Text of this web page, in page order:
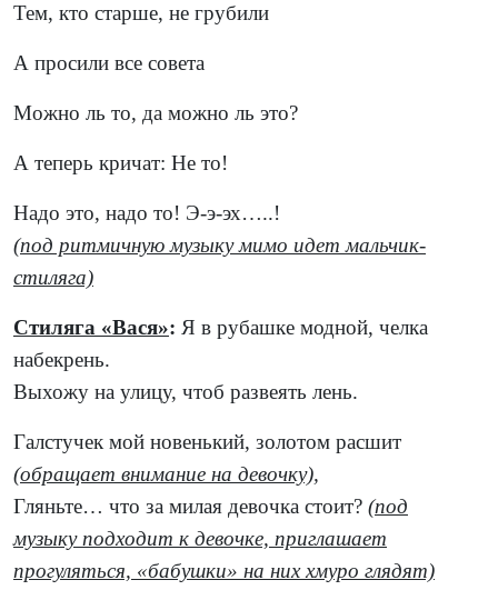
Тем, кто старше, не грубили
А просили все совета
Можно ль то, да можно ль это?
А теперь кричат: Не то!
Надо это, надо то! Э-э-эх…..!
(под ритмичную музыку мимо идет мальчик-
стиляга)
Стиляга «Вася»: Я в рубашке модной, челка
набекрень.
Выхожу на улицу, чтоб развеять лень.
Галстучек мой новенький, золотом расшит
(обращает внимание на девочку),
Гляньте… что за милая девочка стоит? (под
музыку подходит к девочке, приглашает
прогуляться, «бабушки» на них хмуро глядят)